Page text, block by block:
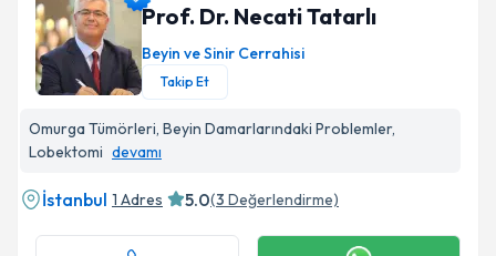
Prof. Dr. Necati Tatarlı
Beyin ve Sinir Cerrahisi
Takip Et
Omurga Tümörleri, Beyin Damarlarındaki Problemler,
Lobektomi devamı
İstanbul 1 Adres 5.0(3 Değerlendirme)